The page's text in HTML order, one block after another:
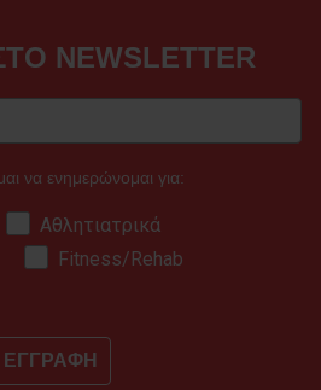
NEWSLETTER
να ενημερώνομαι για:
Αθλητιατρικά
Fitness/Rehab
ΕΓΓΡΑΦΗ